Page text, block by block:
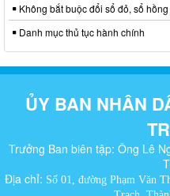
Không bắt buộc đổi sổ đỏ, sổ
Danh mục thủ tục hành chính
ỦY BAN NHÂN
Trưởng Ban biên tập: Ông Lê
Địa chỉ: Số 01, đường Phạm Văn